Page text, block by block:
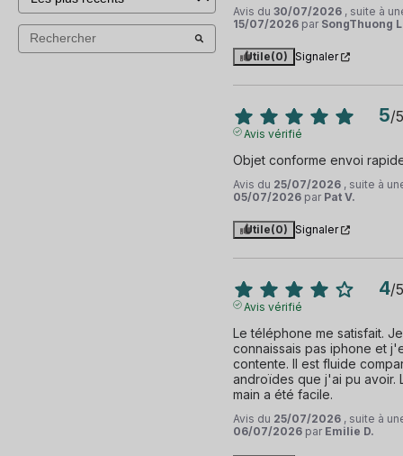
Avis du 30/07/2026 , suite à
15/07/2026 par SongThuong
Utile(0) Signaler
5/5
Avis vérifié
Objet conforme envoi
Avis du 25/07/2026 , suite à
05/07/2026 par Pat V.
Utile(0) Signaler
4/5
Avis vérifié
Le téléphone me satisfait.
connaissais pas iphone et
contente. Il est fluide
androïdes que j'ai pu avoir.
main a été facile.
Avis du 25/07/2026 , suite à
06/07/2026 par Emilie D.